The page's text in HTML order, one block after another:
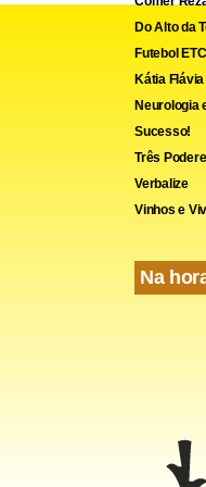
quarta-feira é o
Do Alto da
Futebol ETC
Kátia Flávia
Neurologia
Sucesso!
Três
Verbalize
Vinhos e
Na